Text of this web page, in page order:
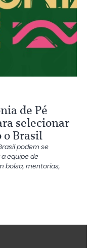
de Pé
selecionar
o Brasil
podem se
equipe de
bolsa, mentorias,